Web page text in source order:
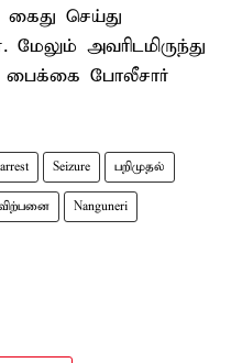
செய்து
மேலும் அவரிடமிருந்து
பைக்கை போலீசார்
arrest Seizure பறிமுதல்
Nanguneri